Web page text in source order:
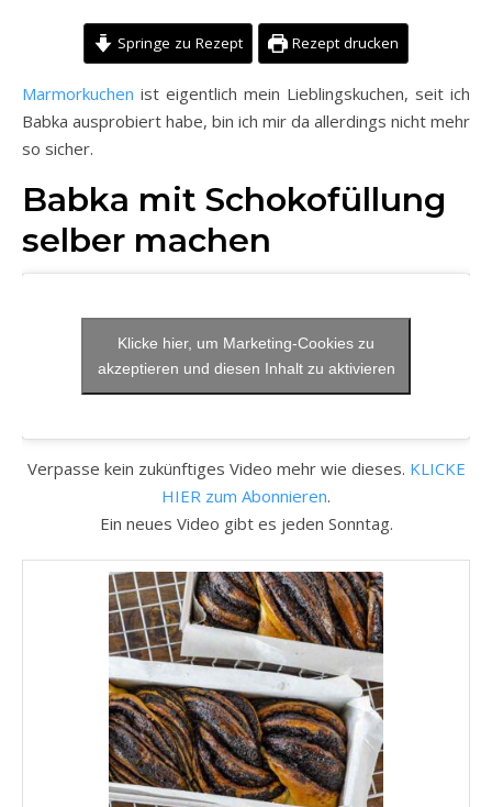
Springe zu Rezept Rezept drucken
Marmorkuchen ist eigentlich mein Lieblingskuchen, seit ich
Babka ausprobiert habe, bin ich mir da allerdings nicht mehr
so sicher.
Babka mit Schokofüllung
selber machen
Klicke hier, um Marketing-Cookies zu
akzeptieren und diesen Inhalt zu aktivieren
Verpasse kein zukünftiges Video mehr wie dieses. KLICKE
HIER zum Abonnieren.
Ein neues Video gibt es jeden Sonntag.